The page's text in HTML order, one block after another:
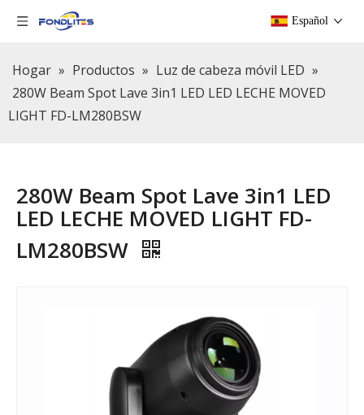
Español
Hogar » Productos » Luz de cabeza móvil LED »
280W Beam Spot Lave 3in1 LED LED LECHE MOVED
LIGHT FD-LM280BSW
280W Beam Spot Lave 3in1 LED
LED LECHE MOVED LIGHT FD-
LM280BSW